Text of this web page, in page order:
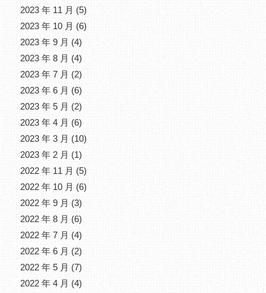
2023 年 11 月 (5)
2023 年 10 月 (6)
2023 年 9 月 (4)
2023 年 8 月 (4)
2023 年 7 月 (2)
2023 年 6 月 (6)
2023 年 5 月 (2)
2023 年 4 月 (6)
2023 年 3 月 (10)
2023 年 2 月 (1)
2022 年 11 月 (5)
2022 年 10 月 (6)
2022 年 9 月 (3)
2022 年 8 月 (6)
2022 年 7 月 (4)
2022 年 6 月 (2)
2022 年 5 月 (7)
2022 年 4 月 (4)